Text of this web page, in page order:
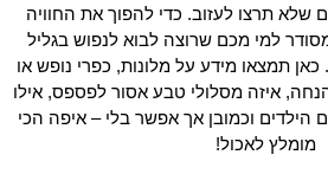
שלא תרצו לעזוב. כדי להפוך את החוויה
למי מכם שרוצה לבוא לנפוש בגליל
תמצאו מידע על מלונות, כפרי נופש או
איזה מסלולי טבע אסור לפספס, אילו
הילדים וכמובן אך אפשר בלי – איפה הכי
מומלץ לאכול!